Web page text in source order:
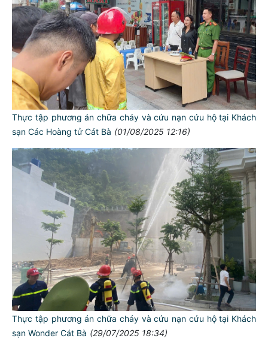
Thực tập phương án chữa cháy và cứu nạn cứu hộ tại Khách
sạn Các Hoàng tử Cát Bà (01/08/2025 12:16)
Thực tập phương án chữa cháy và cứu nạn cứu hộ tại Khách
sạn Wonder Cát Bà (29/07/2025 18:34)